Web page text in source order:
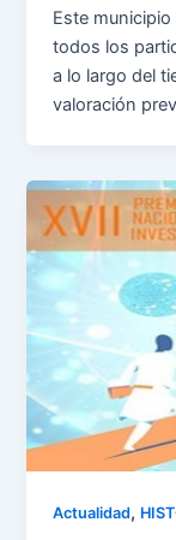
Este
todos los
a lo largo del
valoración
Actualidad,